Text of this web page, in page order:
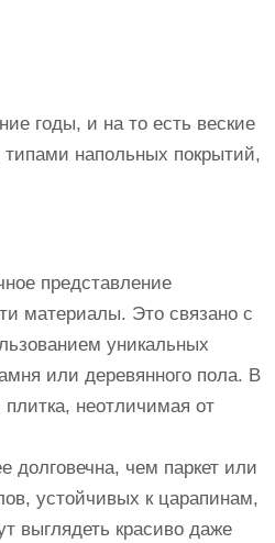
годы, и на то есть веские
напольных покрытий,
представление
материалы. Это связано с
уникальных
или деревянного пола. В
неотличимая от
долговечна, чем паркет или
устойчивых к царапинам,
выглядеть красиво даже